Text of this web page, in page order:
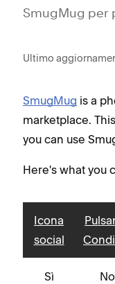
SmugMug per
Ultimo
SmugMug is a
marketplace.
you can use
Here's what you
Icona
social
Sì No